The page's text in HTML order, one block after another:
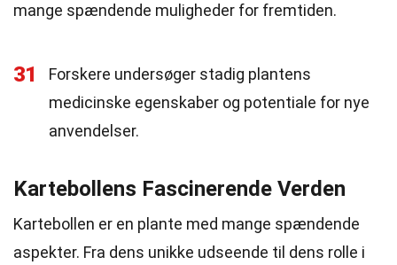
mange spændende muligheder for fremtiden.
31
Forskere undersøger stadig plantens
medicinske egenskaber og potentiale for nye
anvendelser.
Kartebollens Fascinerende Verden
Kartebollen er en plante med mange spændende
aspekter. Fra dens unikke udseende til dens rolle i